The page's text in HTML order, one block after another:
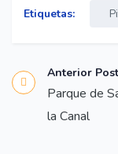
Etiquetas:
Anterior Post
Parque de
la Canal